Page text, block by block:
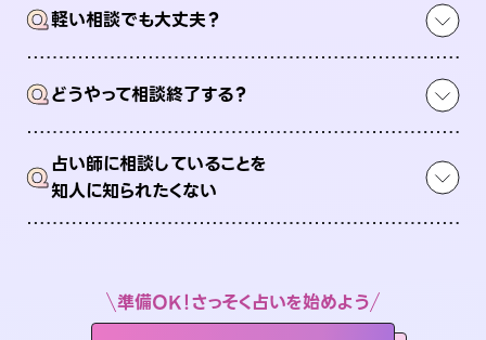
Q軽い相談でも大丈夫？
Qどうやって相談終了する？
Q占い師に相談していることを
知人に知られたくない
準備OK！さっそく占いを始めよう